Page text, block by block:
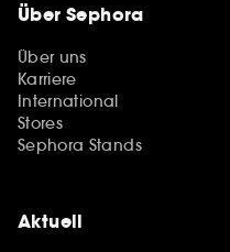
Über Sephora
Über uns
Karriere
International
Stores
Sephora Stands
Aktuell